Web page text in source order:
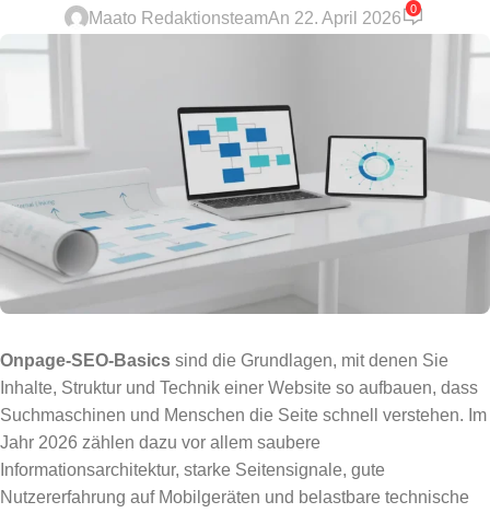
Maato RedaktionsteamAn 22. April 2026
0
Onpage-SEO-Basics sind die Grundlagen, mit denen Sie
Inhalte, Struktur und Technik einer Website so aufbauen, dass
Suchmaschinen und Menschen die Seite schnell verstehen. Im
Jahr 2026 zählen dazu vor allem saubere
Informationsarchitektur, starke Seitensignale, gute
Nutzererfahrung auf Mobilgeräten und belastbare technische